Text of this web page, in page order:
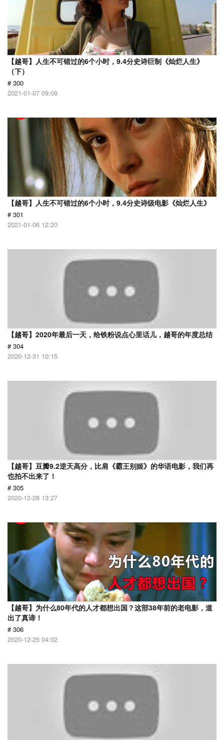
【越哥】人生不可错过的6个小时，9.4分史诗巨制《灿烂人生》
（下）
# 300
2021-01-07 09:09
【越哥】人生不可错过的6个小时，9.4分史诗级电影《灿烂人生》
# 301
2021-01-06 12:20
【越哥】2020年最后一天，给铁粉说点心里话儿，越哥的年度总结
# 304
2020-12-31 10:15
【越哥】豆瓣9.2逆天高分，比肩《霸王别姬》的华语电影，我们再
也拍不出来了！
# 305
2020-12-28 13:27
【越哥】为什么80年代的人才都想出国？这部38年前的老电影，道
出了真谛！
# 306
2020-12-25 04:02